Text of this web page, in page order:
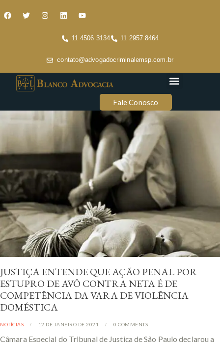
11 4506 3134 11 2957 8464
contato@advogadocriminalemsp.com.br
Fale Conosco
JUSTIÇA ENTENDE QUE AÇÃO PENAL POR
ESTUPRO DE AVÔ CONTRA NETA É DE
COMPETÊNCIA DA VARA DE VIOLÊNCIA
DOMÉSTICA
NOTÍCIAS 12 DE JANEIRO DE 2021 0 COMMENTS
Câmara Especial do Tribunal de Justiça de São Paulo declarou a